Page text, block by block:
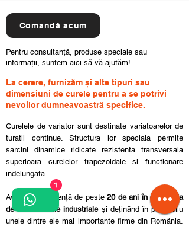
Comandă acum
Pentru consultanță, produse speciale sau
informații, suntem aici să vă ajutăm!
La cerere, furnizăm și alte tipuri sau
dimensiuni de curele pentru a se potrivi
nevoilor dumneavoastră specifice.
Curelele de variator sunt destinate variatoarelor de
turatii continue. Structura lor speciala permite
sarcini dinamice ridicate rezistenta transversala
superioara curelelor trapezoidale si functionare
indelungata.
Având o experiență de peste20 de ani în distribuția
de consumabile industrialeși deținând în portofoliu
unele dintre ele mai importante firme din România,
1